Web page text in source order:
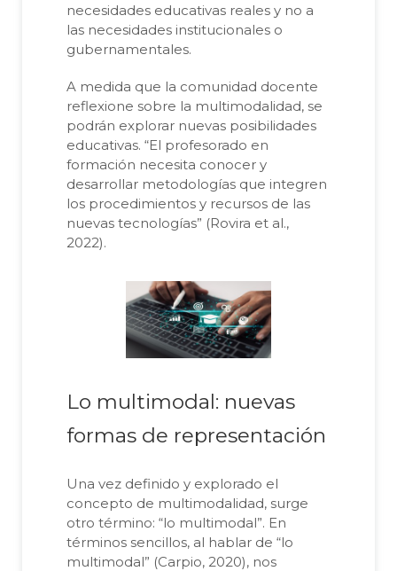
necesidades educativas reales y no a
las necesidades institucionales o
gubernamentales.
A medida que la comunidad docente
reflexione sobre la multimodalidad, se
podrán explorar nuevas posibilidades
educativas. “El profesorado en
formación necesita conocer y
desarrollar metodologías que integren
los procedimientos y recursos de las
nuevas tecnologías” (Rovira et al.,
2022).
Lo multimodal: nuevas
formas de representación
Una vez definido y explorado el
concepto de multimodalidad, surge
otro término: “lo multimodal”. En
términos sencillos, al hablar de “lo
multimodal” (Carpio, 2020), nos